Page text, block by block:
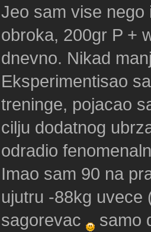
Jeo sam vise nego
obroka, 200gr P +
dnevno. Nikad
Eksperimentisao
treninge, pojacao
cilju dodatnog
odradio
Imao sam 90 na
ujutru -88kg uvece
sagorevac
samo